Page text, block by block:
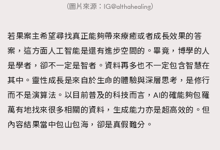
（圖片來源：IG@althahealing）
若果案主希望尋找真正能夠帶來療癒或者成長效果的答
案，這方面人工智能是還有進步空間的。畢竟，博學的人
是學者，卻不一定是智者。資料再多也不一定包含智慧在
其中。靈性成長是來自於生命的體驗與深層思考，是修行
而不是演算法。以目前普及的科技而言，AI的確能夠包羅
萬有地找來很多相關的資料，生成能力亦是超高效的。但
內容結果當中包山包海，卻是真假難分。